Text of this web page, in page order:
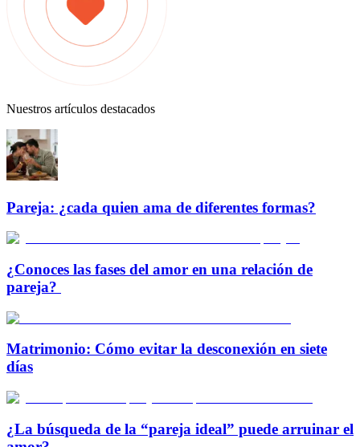
Nuestros artículos destacados
Pareja: ¿cada quien ama de diferentes formas?
¿Conoces las fases del amor en una relación de
pareja?
Matrimonio: Cómo evitar la desconexión en siete
días
¿La búsqueda de la “pareja ideal” puede arruinar el